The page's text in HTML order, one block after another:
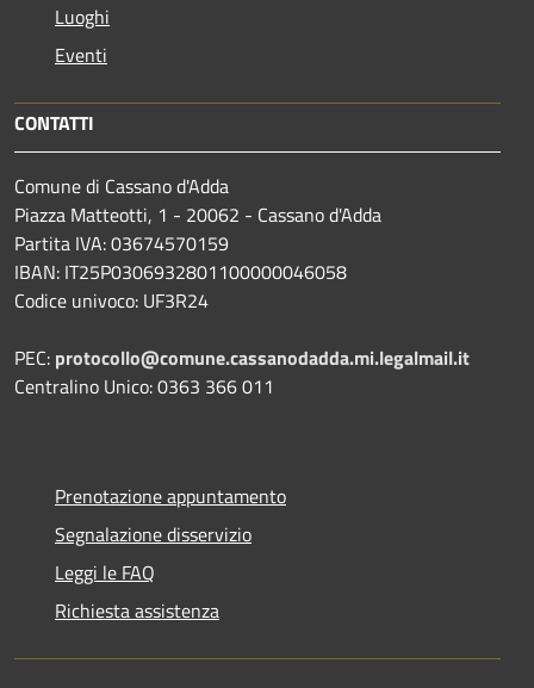
Luoghi
Eventi
CONTATTI
Comune di Cassano d'Adda
Piazza Matteotti, 1 - 20062 - Cassano d'Adda
Partita IVA: 03674570159
IBAN: IT25P0306932801100000046058
Codice univoco: UF3R24
PEC: protocollo@comune.cassanodadda.mi.legalmail.it
Centralino Unico: 0363 366 011
Prenotazione appuntamento
Segnalazione disservizio
Leggi le FAQ
Richiesta assistenza